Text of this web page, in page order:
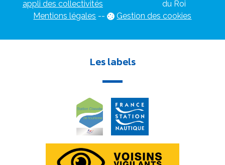
appli des collectivités
du Roi
Mentions légales -- Gestion des cookies
Les labels